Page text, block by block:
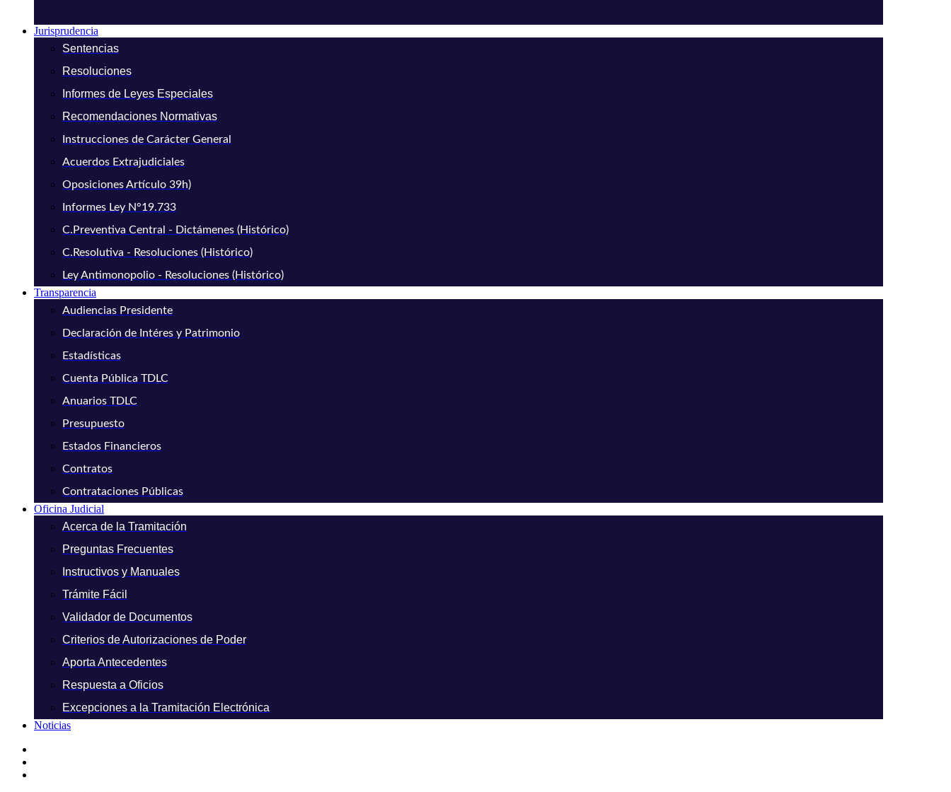
Jurisprudencia
Sentencias
Resoluciones
Informes de Leyes Especiales
Recomendaciones Normativas
Instrucciones de Carácter General
Acuerdos Extrajudiciales
Oposiciones Artículo 39h)
Informes Ley N°19.733
C.Preventiva Central - Dictámenes (Histórico)
C.Resolutiva - Resoluciones (Histórico)
Ley Antimonopolio - Resoluciones (Histórico)
Transparencia
Audiencias Presidente
Declaración de Intéres y Patrimonio
Estadísticas
Cuenta Pública TDLC
Anuarios TDLC
Presupuesto
Estados Financieros
Contratos
Contrataciones Públicas
Oficina Judicial
Acerca de la Tramitación
Preguntas Frecuentes
Instructivos y Manuales
Trámite Fácil
Validador de Documentos
Criterios de Autorizaciones de Poder
Aporta Antecedentes
Respuesta a Oficios
Excepciones a la Tramitación Electrónica
Noticias